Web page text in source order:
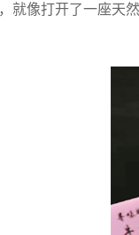
就像打开了一座天